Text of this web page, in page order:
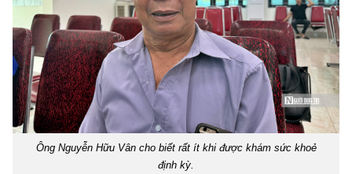
Ông Nguyễn Hữu Vân cho biết rất ít khi được khám sức khoẻ
định kỳ.